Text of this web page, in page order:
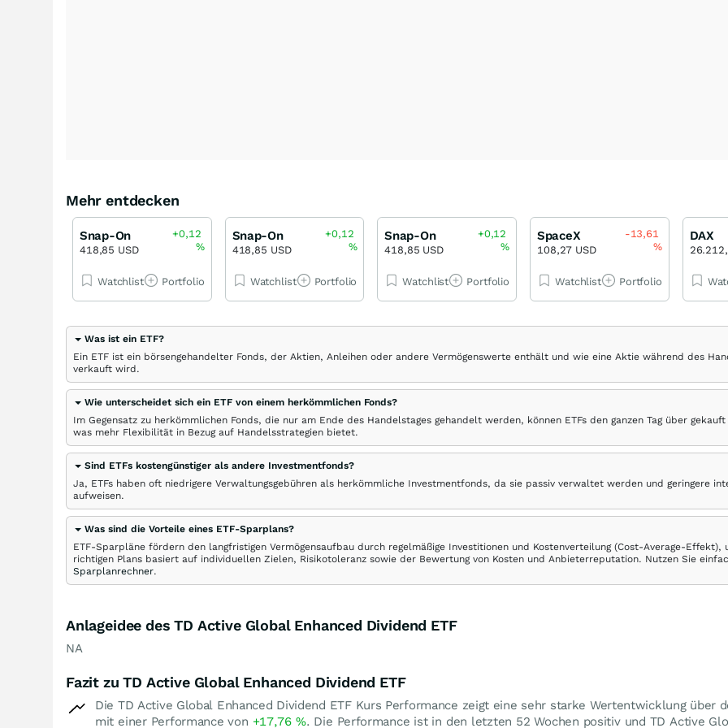
Mehr entdecken
Snap-On
418,85 USD
+0,12
%
Watchlist Portfolio
Snap-On
418,85 USD
+0,12
%
Watchlist Portfolio
Snap-On
418,85 USD
+0,12
%
Watchlist Portfolio
SpaceX
108,27 USD
-13,61
%
Watchlist Portfolio
DAX
Was ist ein ETF?
Ein ETF ist ein börsengehandelter Fonds, der Aktien, Anleihen oder andere Vermögenswerte enthält und wie eine Aktie während des
verkauft wird.
Wie unterscheidet sich ein ETF von einem herkömmlichen Fonds?
Im Gegensatz zu herkömmlichen Fonds, die nur am Ende des Handelstages gehandelt werden, können ETFs den ganzen Tag über
was mehr Flexibilität in Bezug auf Handelsstrategien bietet.
Sind ETFs kostengünstiger als andere Investmentfonds?
Ja, ETFs haben oft niedrigere Verwaltungsgebühren als herkömmliche Investmentfonds, da sie passiv verwaltet werden und geringere
aufweisen.
Was sind die Vorteile eines ETF-Sparplans?
ETF-Sparpläne fördern den langfristigen Vermögensaufbau durch regelmäßige Investitionen und Kostenverteilung (Cost-Average-Effekt),
richtigen Plans basiert auf individuellen Zielen, Risikotoleranz sowie der Bewertung von Kosten und Anbieterreputation. Nutzen Sie
Sparplanrechner.
Anlageidee des TD Active Global Enhanced Dividend ETF
NA
Fazit zu TD Active Global Enhanced Dividend ETF
Die TD Active Global Enhanced Dividend ETF Kurs Performance zeigt eine sehr starke Wertentwicklung über
mit einer Performance von +17,76 %. Die Performance ist in den letzten 52 Wochen positiv und TD Active